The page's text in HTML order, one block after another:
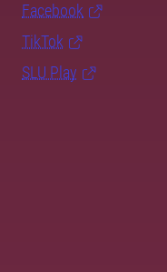
Facebook
TikTok
SLU Play